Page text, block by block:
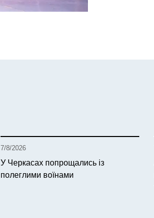
7/8/2026
У Черкасах попрощались із
полеглими воїнами